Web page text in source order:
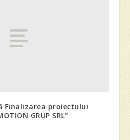
Finalizarea proiectului
GRUP SRL”